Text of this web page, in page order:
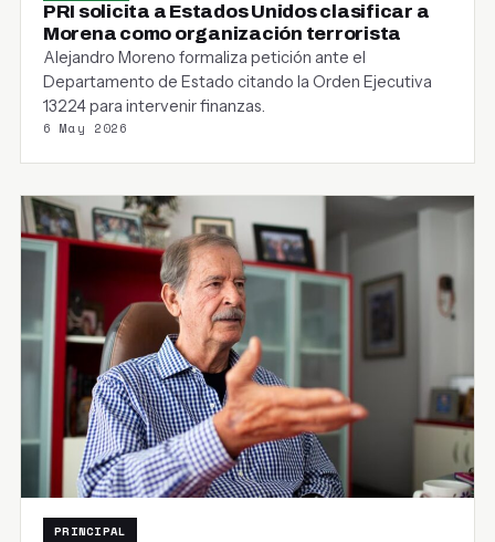
PRI solicita a Estados Unidos clasificar a
Morena como organización terrorista
Alejandro Moreno formaliza petición ante el
Departamento de Estado citando la Orden Ejecutiva
13224 para intervenir finanzas.
6 May 2026
PRINCIPAL